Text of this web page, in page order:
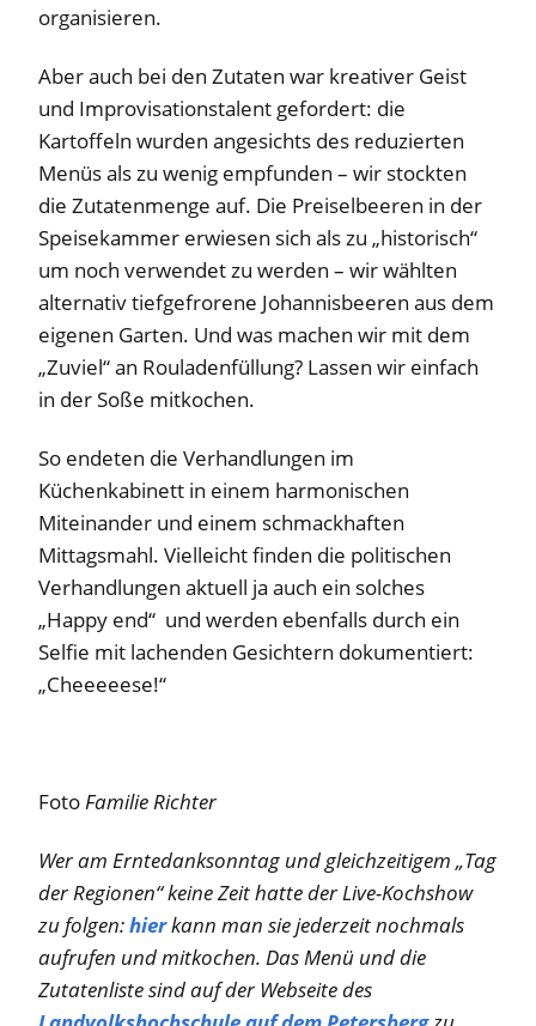
organisieren.
Aber auch bei den Zutaten war kreativer Geist
und Improvisationstalent gefordert: die
Kartoffeln wurden angesichts des reduzierten
Menüs als zu wenig empfunden – wir stockten
die Zutatenmenge auf. Die Preiselbeeren in der
Speisekammer erwiesen sich als zu „historisch“
um noch verwendet zu werden – wir wählten
alternativ tiefgefrorene Johannisbeeren aus dem
eigenen Garten. Und was machen wir mit dem
„Zuviel“ an Rouladenfüllung? Lassen wir einfach
in der Soße mitkochen.
So endeten die Verhandlungen im
Küchenkabinett in einem harmonischen
Miteinander und einem schmackhaften
Mittagsmahl. Vielleicht finden die politischen
Verhandlungen aktuell ja auch ein solches
„Happy end“ und werden ebenfalls durch ein
Selfie mit lachenden Gesichtern dokumentiert:
„Cheeeeese!“
FotoFamilie Richter
Wer am Erntedanksonntag und gleichzeitigem „Tag
der Regionen“ keine Zeit hatte der Live-Kochshow
zu folgen:hierkann man sie jederzeit nochmals
aufrufen und mitkochen. Das Menü und die
Zutatenliste sind auf der Webseite des